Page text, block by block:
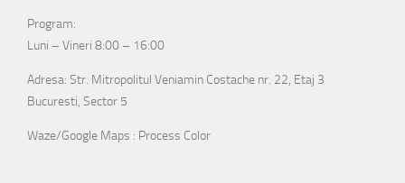
Program:
Luni – Vineri 8:00 – 16:00
Adresa: Str. Mitropolitul Veniamin Costache nr. 22, Etaj 3
Bucuresti, Sector 5
Waze/Google Maps : Process Color